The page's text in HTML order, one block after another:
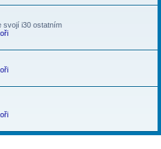
svojí i30 ostatním